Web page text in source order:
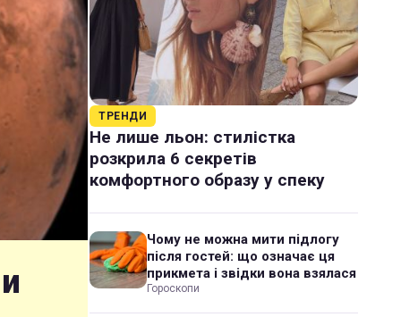
ТРЕНДИ
Не лише льон: стилістка
розкрила 6 секретів
комфортного образу у спеку
Чому не можна мити підлогу
після гостей: що означає ця
прикмета і звідки вона взялася
Гороскопи